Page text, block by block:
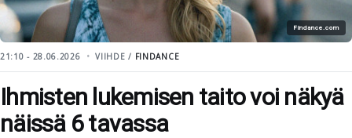
Findance.com
21:10 - 28.06.2026 VIIHDE / FINDANCE
Ihmisten lukemisen taito voi näkyä
näissä 6 tavassa